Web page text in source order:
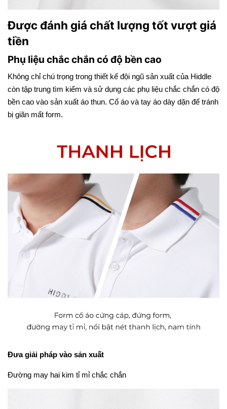
Được đánh giá chất lượng tốt vượt giá
tiền
Phụ liệu chắc chắn có độ bền cao
Không chỉ chú trọng trong thiết kế đội ngũ sản xuất của Hiddle
còn tập trung tìm kiếm và sử dụng các phụ liệu chắc chắn có độ
bền cao vào sản xuất áo thun. Cổ áo và tay áo dày dặn để tránh
bị giãn mất form.
Đưa giải pháp vào sản xuất
Đường may hai kim tỉ mỉ chắc chắn